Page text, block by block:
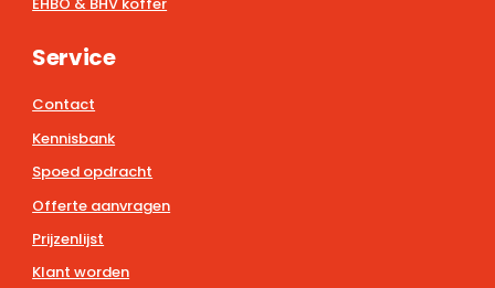
Service
Contact
Kennisbank
Spoed opdracht
Offerte aanvragen
Prijzenlijst
Klant worden